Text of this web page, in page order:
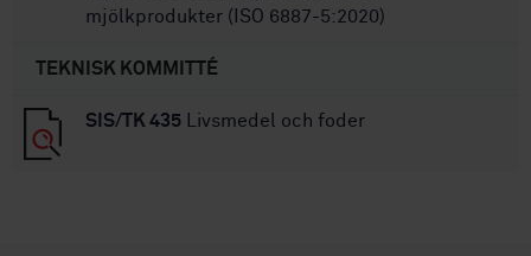
mjölkprodukter (ISO 6887-5:2020)
TEKNISK KOMMITTÉ
SIS/TK 435 Livsmedel och foder